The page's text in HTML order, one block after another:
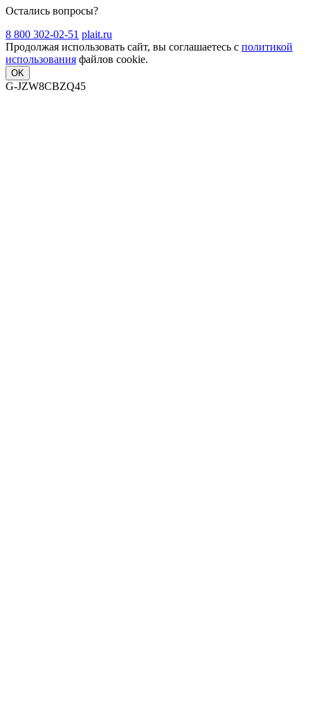
Остались вопросы?
8 800 302-02-51 plait.ru
Продолжая использовать сайт, вы соглашаетесь с политикой
использования файлов cookie.
OK
G-JZW8CBZQ45